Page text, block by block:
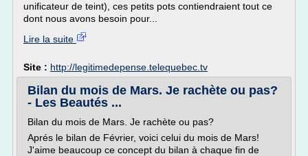
unificateur de teint), ces petits pots contiendraient tout ce
dont nous avons besoin pour...
Lire la suite
Site : http://legitimedepense.telequebec.tv
Bilan du mois de Mars. Je rachète ou pas?
- Les Beautés ...
Bilan du mois de Mars. Je rachète ou pas?
Aprés le bilan de Février, voici celui du mois de Mars!
J'aime beaucoup ce concept du bilan à chaque fin de